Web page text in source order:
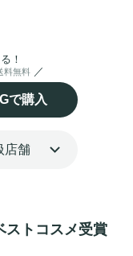
ヘアコンディショ
！
料無料
で購入
店舗
ストコスメ受賞